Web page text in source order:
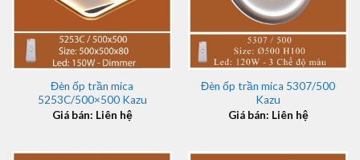
Đèn ốp trần mica
5253C/500×500 Kazu
Giá bán: Liên hệ
Đèn ốp trần mica 5307/500
Kazu
Giá bán: Liên hệ